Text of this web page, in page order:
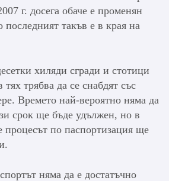
г. досега обаче е променян
последният такъв е в края на
хиляди сгради и стотици
трябва да се снабдят със
Времето най-вероятно няма да
срок ще бъде удължен, но в
процесът по паспортизация ще
няма да е достатъчно